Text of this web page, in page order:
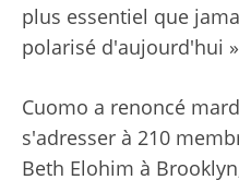
plus essentiel que
polarisé d'aujourd'hui
Cuomo a renoncé
s'adresser à 210
Beth Elohim à